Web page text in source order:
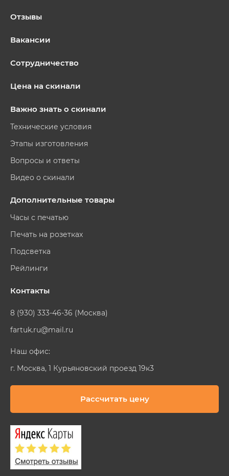
Отзывы
Вакансии
Сотрудничество
Цена на скинали
Важно знать о скинали
Технические условия
Этапы изготовления
Вопросы и ответы
Видео о скинали
Дополнительные товары
Часы с печатью
Печать на розетках
Подсветка
Рейлинги
Контакты
8 (930) 333-46-36 (Москва)
fartuk.ru@mail.ru
Наш офис:
г. Москва, 1 Курьяновский проезд 19к3
Рассчитать цену